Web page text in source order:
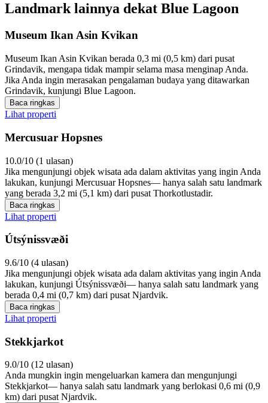
Landmark lainnya dekat Blue Lagoon
Museum Ikan Asin Kvikan
Museum Ikan Asin Kvikan berada 0,3 mi (0,5 km) dari pusat
Grindavik, mengapa tidak mampir selama masa menginap Anda.
Jika Anda ingin merasakan pengalaman budaya yang ditawarkan
Grindavik, kunjungi Blue Lagoon.
Baca ringkas
Lihat properti
Mercusuar Hopsnes
10.0/10 (1 ulasan)
Jika mengunjungi objek wisata ada dalam aktivitas yang ingin Anda
lakukan, kunjungi Mercusuar Hopsnes— hanya salah satu landmark
yang berada 3,2 mi (5,1 km) dari pusat Thorkotlustadir.
Baca ringkas
Lihat properti
Útsýnissvæði
9.6/10 (4 ulasan)
Jika mengunjungi objek wisata ada dalam aktivitas yang ingin Anda
lakukan, kunjungi Útsýnissvæði— hanya salah satu landmark yang
berada 0,4 mi (0,7 km) dari pusat Njardvik.
Baca ringkas
Lihat properti
Stekkjarkot
9.0/10 (12 ulasan)
Anda mungkin ingin mengeluarkan kamera dan mengunjungi
Stekkjarkot— hanya salah satu landmark yang berlokasi 0,6 mi (0,9
km) dari pusat Njardvik.